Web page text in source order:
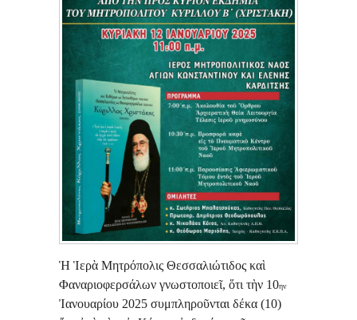
Ἡ Ἱερὰ Μητρόπολις Θεσσαλιώτιδος καὶ
Φαναριοφερσάλων γνωστοποιεῖ, ὅτι τὴν 10ην
Ἰανουαρίου 2025 συμπληροῦνται δέκα (10)